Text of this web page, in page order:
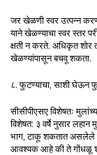
जर खेळणी स्वर उत्पन्न
याने खेळण्याचा स्वर स्तर
क्षती न करते. अधिकृत शोर
खेळण्यांपासून बचवू शकता.
८. फुटण्याचा, साशी घेऊन
सीसीपीएसए विशेषतः
विशेषत: ३ वर्षे नुसार लहान
भाग, टाकू शकतात असलेले
आवश्यक आहे की ते गोंधळू